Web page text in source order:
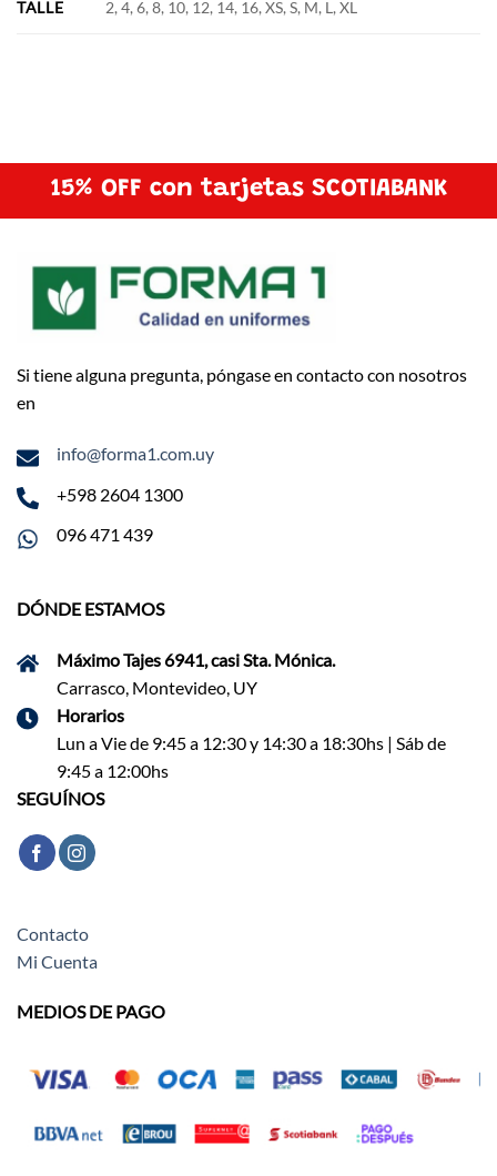
TALLE 2, 4, 6, 8, 10, 12, 14, 16, XS, S, M, L, XL
15% OFF con tarjetas SCOTIABANK
Si tiene alguna pregunta, póngase en contacto con nosotros
en
info@forma1.com.uy
+598 2604 1300
096 471 439
DÓNDE ESTAMOS
Máximo Tajes 6941, casi Sta. Mónica.
Carrasco, Montevideo, UY
Horarios
Lun a Vie de 9:45 a 12:30 y 14:30 a 18:30hs | Sáb de
9:45 a 12:00hs
SEGUÍNOS
Contacto
Mi Cuenta
MEDIOS DE PAGO